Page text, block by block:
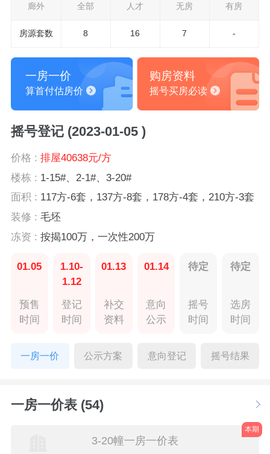
廊外 全部 人才 无房 有房
房源套数 8 16 7 -
一房一价
算首付估房价
购房资料
摇号买房必读
摇号登记 (2023-01-05 )
价格 : 排屋40638元/方
楼栋 : 1-15#、2-1#、3-20#
面积 : 117方-6套，137方-8套，178方-4套，210方-3套
装修 : 毛坯
冻资 : 按揭100万，一次性200万
01.05
预售
时间
1.10-
1.12
登记
时间
01.13
补交
资料
01.14
意向
公示
待定
摇号
时间
待定
选房
时间
一房一价 公示方案 意向登记 摇号结果
一房一价表 (54)
3-20幢一房一价表
本期